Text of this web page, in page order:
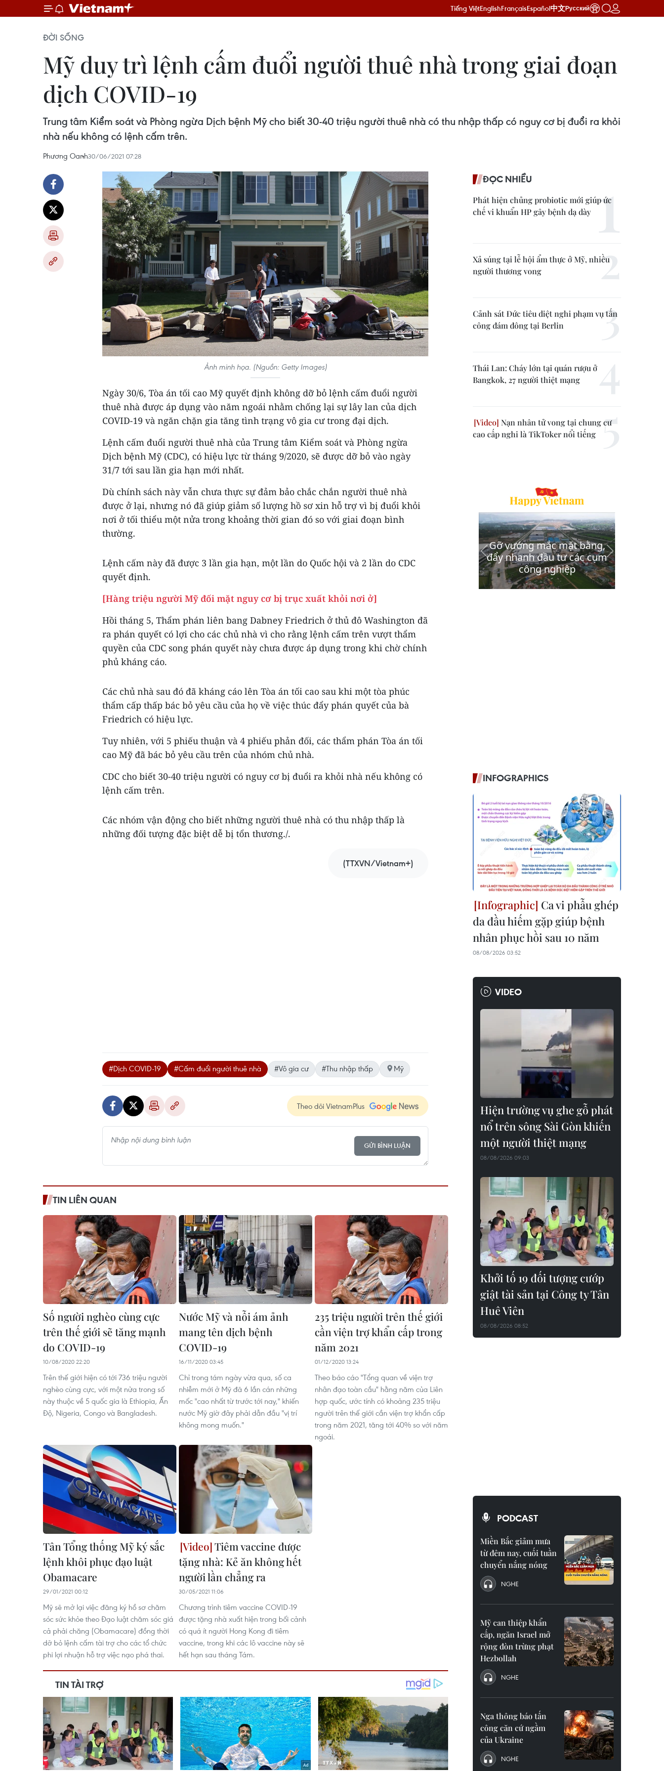
Tiếng ViệtEnglishFrançaisEspañol中文Русский
ĐỜI SỐNG
Mỹ duy trì lệnh cấm đuổi người thuê nhà trong giai đoạn
dịch COVID-19
Trung tâm Kiểm soát và Phòng ngừa Dịch bệnh Mỹ cho biết 30-40 triệu người thuê nhà có thu nhập thấp có nguy cơ bị đuổi ra khỏi
nhà nếu không có lệnh cấm trên.
Phương Oanh30/06/2021 07:28
Ảnh minh họa. (Nguồn: Getty Images)
Ngày 30/6, Tòa án tối cao Mỹ quyết định không dỡ bỏ lệnh cấm đuổi người
thuê nhà được áp dụng vào năm ngoái nhằm chống lại sự lây lan của dịch
COVID-19 và ngăn chặn gia tăng tình trạng vô gia cư trong đại dịch.
Lệnh cấm đuổi người thuê nhà của Trung tâm Kiểm soát và Phòng ngừa
Dịch bệnh Mỹ (CDC), có hiệu lực từ tháng 9/2020, sẽ được dỡ bỏ vào ngày
31/7 tới sau lần gia hạn mới nhất.
Dù chính sách này vẫn chưa thực sự đảm bảo chắc chắn người thuê nhà
được ở lại, nhưng nó đã giúp giảm số lượng hồ sơ xin hỗ trợ vì bị đuổi khỏi
nơi ở tối thiểu một nửa trong khoảng thời gian đó so với giai đoạn bình
thường.
Lệnh cấm này đã được 3 lần gia hạn, một lần do Quốc hội và 2 lần do CDC
quyết định.
[Hàng triệu người Mỹ đối mặt nguy cơ bị trục xuất khỏi nơi ở]
Hồi tháng 5, Thẩm phán liên bang Dabney Friedrich ở thủ đô Washington đã
ra phán quyết có lợi cho các chủ nhà vì cho rằng lệnh cấm trên vượt thẩm
quyền của CDC song phán quyết này chưa được áp dụng trong khi chờ chính
phủ kháng cáo.
Các chủ nhà sau đó đã kháng cáo lên Tòa án tối cao sau khi một tòa phúc
thẩm cấp thấp bác bỏ yêu cầu của họ về việc thúc đẩy phán quyết của bà
Friedrich có hiệu lực.
Tuy nhiên, với 5 phiếu thuận và 4 phiếu phản đối, các thẩm phán Tòa án tối
cao Mỹ đã bác bỏ yêu cầu trên của nhóm chủ nhà.
CDC cho biết 30-40 triệu người có nguy cơ bị đuổi ra khỏi nhà nếu không có
lệnh cấm trên.
Các nhóm vận động cho biết những người thuê nhà có thu nhập thấp là
những đối tượng đặc biệt dễ bị tổn thương./.
(TTXVN/Vietnam+)
#Dịch COVID-19 #Cấm đuổi người thuê nhà #Vô gia cư #Thu nhập thấp Mỹ
Theo dõi VietnamPlus
GỬI BÌNH LUẬN
TIN LIÊN QUAN
Số người nghèo cùng cực
trên thế giới sẽ tăng mạnh
do COVID-19
10/08/2020 22:20
Trên thế giới hiện có tới 736 triệu người
nghèo cùng cực, với một nửa trong số
này thuộc về 5 quốc gia là Ethiopia, Ấn
Độ, Nigeria, Congo và Bangladesh.
Nước Mỹ và nỗi ám ảnh
mang tên dịch bệnh
COVID-19
16/11/2020 03:45
Chỉ trong tám ngày vừa qua, số ca
nhiễm mới ở Mỹ đã 6 lần cán những
mốc "cao nhất từ trước tới nay," khiến
nước Mỹ giờ đây phải dẫn đầu "vị trí
không mong muốn."
235 triệu người trên thế giới
cần viện trợ khẩn cấp trong
năm 2021
01/12/2020 13:24
Theo báo cáo "Tổng quan về viện trợ
nhân đạo toàn cầu" hằng năm của Liên
hợp quốc, ước tính có khoảng 235 triệu
người trên thế giới cần viện trợ khẩn cấp
trong năm 2021, tăng tới 40% so với năm
ngoái.
Tân Tổng thống Mỹ ký sắc
lệnh khôi phục đạo luật
Obamacare
29/01/2021 00:12
Mỹ sẽ mở lại việc đăng ký hồ sơ chăm
sóc sức khỏe theo Đạo luật chăm sóc giá
cả phải chăng (Obamacare) đồng thời
dỡ bỏ lệnh cấm tài trợ cho các tổ chức
phi lợi nhuận hỗ trợ việc nạo phá thai.
Tiêm vaccine được
tặng nhà: Kẻ ăn không hết
người lần chẳng ra
30/05/2021 11:06
Chương trình tiêm vaccine COVID-19
được tặng nhà xuất hiện trong bối cảnh
có quá ít người Hong Kong đi tiêm
vaccine, trong khi các lô vaccine này sẽ
hết hạn sau tháng Tám.
ĐỌC NHIỀU
Phát hiện chủng probiotic mới giúp ức
chế vi khuẩn HP gây bệnh dạ dày
Xả súng tại lễ hội ẩm thực ở Mỹ, nhiều
người thương vong
Cảnh sát Đức tiêu diệt nghi phạm vụ tấn
công đám đông tại Berlin
Thái Lan: Cháy lớn tại quán rượu ở
Bangkok, 27 người thiệt mạng
Nạn nhân tử vong tại chung cư
cao cấp nghi là TikToker nổi tiếng
INFOGRAPHICS
Ca vi phẫu ghép
da đầu hiếm gặp giúp bệnh
nhân phục hồi sau 10 năm
08/08/2026 03:52
VIDEO
Hiện trường vụ ghe gỗ phát
nổ trên sông Sài Gòn khiến
một người thiệt mạng
08/08/2026 09:03
Khởi tố 19 đối tượng cướp
giật tài sản tại Công ty Tân
Huê Viên
08/08/2026 08:52
PODCAST
Miền Bắc giảm mưa
từ đêm nay, cuối tuần
chuyển nắng nóng
NGHE
Mỹ can thiệp khẩn
cấp, ngăn Israel mở
rộng đòn trừng phạt
Hezbollah
NGHE
Nga thông báo tấn
công căn cứ ngầm
của Ukraine
NGHE